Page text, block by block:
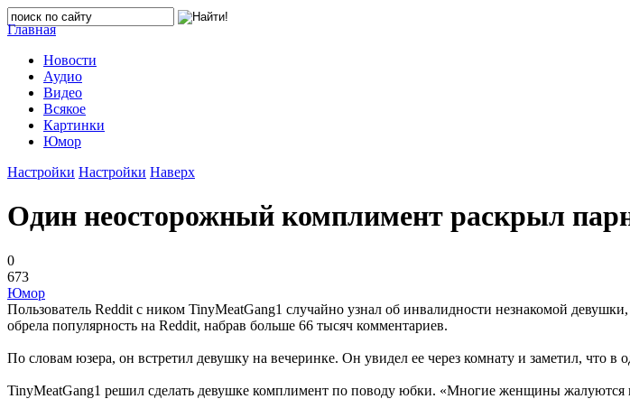
Главная
Новости
Аудио
Видео
Всякое
Картинки
Юмор
Настройки Настройки Наверх
Один неосторожный комплимент раскрыл
0
673
Юмор
Пользователь Reddit с ником TinyMeatGang1 случайно узнал об инвалидности незнакомой
обрела популярность на Reddit, набрав больше 66 тысяч комментариев.
По словам юзера, он встретил девушку на вечеринке. Он увидел ее через комнату и заметил, что
TinyMeatGang1 решил сделать девушке комплимент по поводу юбки. «Многие женщины жалуются